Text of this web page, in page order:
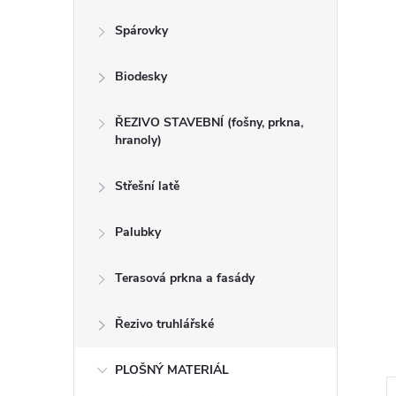
Spárovky
Biodesky
ŘEZIVO STAVEBNÍ (fošny, prkna,
hranoly)
Střešní latě
Palubky
Terasová prkna a fasády
Řezivo truhlářské
PLOŠNÝ MATERIÁL